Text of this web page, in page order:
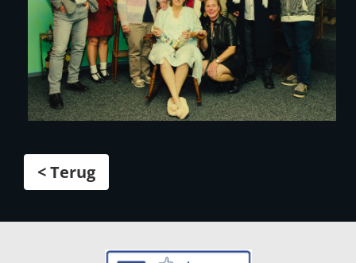
< Terug